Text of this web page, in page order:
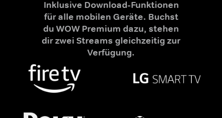
Inklusive Download-Funktionen
für alle mobilen Geräte. Buchst
du WOW Premium dazu, stehen
dir zwei Streams gleichzeitig zur
Verfügung.